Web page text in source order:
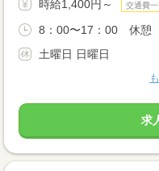
時給1,400円～ 交通費
8：00〜17：00 休憩
土曜日 日曜日
求